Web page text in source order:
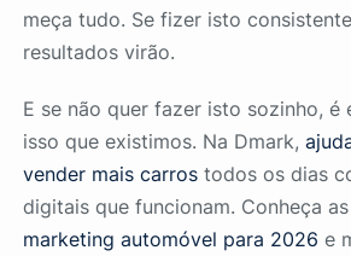
meça tudo. Se fizer isto
resultados virão.
E se não quer fazer isto sozinho, é
isso que existimos. Na Dmark,
vender mais carros todos os dias
digitais que funcionam. Conheça
marketing automóvel para 2026 e